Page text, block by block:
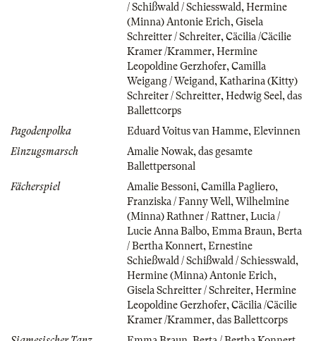
/ Schißwald / Schiesswald, Hermine
(Minna) Antonie Erich, Gisela
Schreitter / Schreiter, Cäcilia /Cäcilie
Kramer /Krammer, Hermine
Leopoldine Gerzhofer, Camilla
Weigang / Weigand, Katharina (Kitty)
Schreiter / Schreitter, Hedwig Seel , das
Ballettcorps
Pagodenpolka
Eduard Voitus van Hamme, Elevinnen
Einzugsmarsch
Amalie Nowak, das gesamte
Ballettpersonal
Fächerspiel
Amalie Bessoni, Camilla Pagliero,
Franziska / Fanny Well , Wilhelmine
(Minna) Rathner / Rattner, Lucia /
Lucie Anna Balbo, Emma Braun, Berta
/ Bertha Konnert, Ernestine
Schießwald / Schißwald / Schiesswald,
Hermine (Minna) Antonie Erich,
Gisela Schreitter / Schreiter, Hermine
Leopoldine Gerzhofer, Cäcilia /Cäcilie
Kramer /Krammer, das Ballettcorps